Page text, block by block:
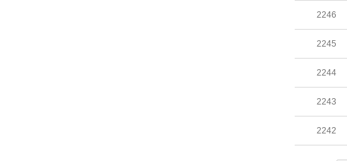
2246
2245
2244
2243
2242